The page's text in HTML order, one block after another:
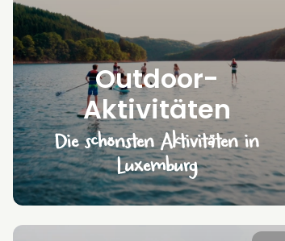
Outdoor-
Aktivitäten
Die schönsten Aktivitäten in
Luxemburg